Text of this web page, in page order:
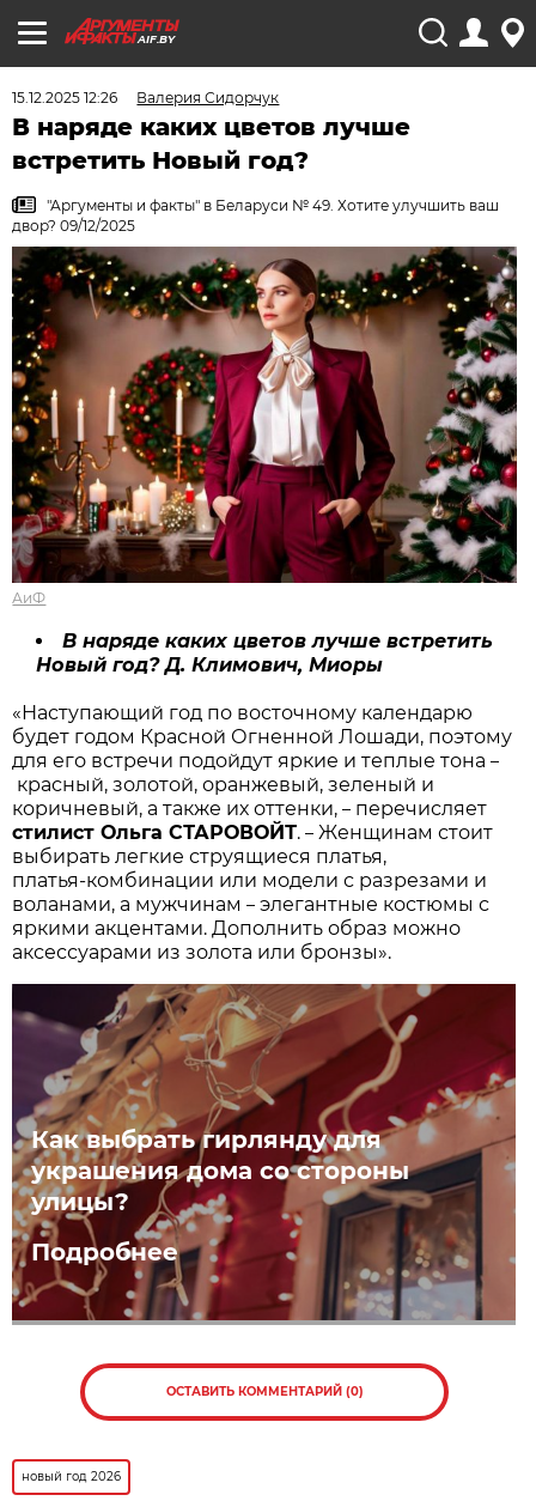
AIF.BY
15.12.2025 12:26 Валерия Сидорчук
В наряде каких цветов лучше
встретить Новый год?
"Аргументы и факты" в Беларуси № 49. Хотите улучшить ваш
двор? 09/12/2025
АиФ
В наряде каких цветов лучше встретить
Новый год? Д. Климович, Миоры
«Наступающий год по восточному календарю
будет годом Красной Огненной Лошади, поэтому
для его встречи подойдут яркие и теплые тона–
красный, золотой, оранжевый, зеленый и
коричневый, а также их оттенки,– перечисляет
стилист Ольга СТАРОВОЙТ.– Женщинам стоит
выбирать легкие струящиеся платья,
платья‑комбинации или модели с разрезами и
воланами, а мужчинам– элегантные костюмы с
яркими акцентами. Дополнить образ можно
аксессуарами из золота или бронзы».
Как выбрать гирлянду для
украшения дома со стороны
улицы?
Подробнее
ОСТАВИТЬ КОММЕНТАРИЙ (0)
новый год 2026